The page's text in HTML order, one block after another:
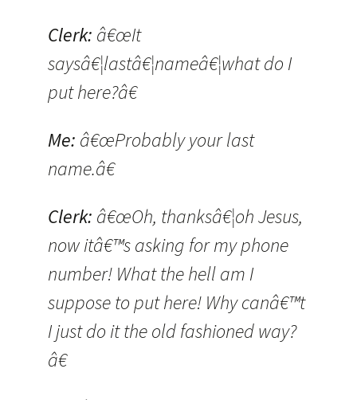
Clerk: â€œIt
saysâ€¦lastâ€¦nameâ€¦what do I
put here?â€
Me: â€œProbably your last
name.â€
Clerk: â€œOh, thanksâ€¦oh Jesus,
now itâ€™s asking for my phone
number! What the hell am I
suppose to put here! Why canâ€™t
I just do it the old fashioned way?
â€